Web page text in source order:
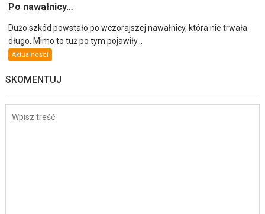
Po nawałnicy…
Dużo szkód powstało po wczorajszej nawałnicy, która nie trwała
długo. Mimo to tuż po tym pojawiły...
Aktualności
SKOMENTUJ